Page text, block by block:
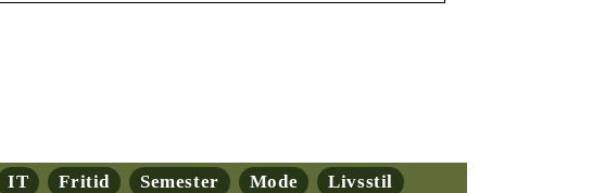
IT Fritid Semester Mode
Livsstil